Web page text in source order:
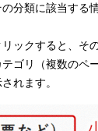
分類に該当する
ックすると、そ
ゴリ（複数のペ
れます。